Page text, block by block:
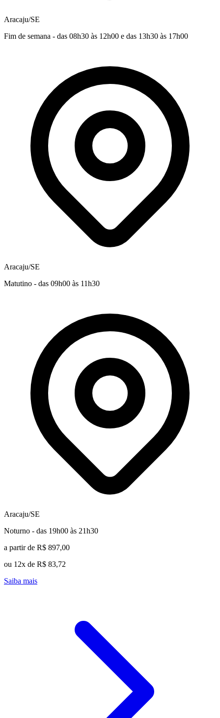
Aracaju/SE
Fim de semana - das 08h30 às 12h00 e das 13h30 às 17h00
Aracaju/SE
Matutino - das 09h00 às 11h30
Aracaju/SE
Noturno - das 19h00 às 21h30
a partir de R$ 897,00
ou 12x de R$ 83,72
Saiba mais